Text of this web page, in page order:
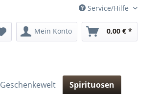
Service/Hilfe
Mein Konto 0,00 € *
Geschenkewelt Spirituosen